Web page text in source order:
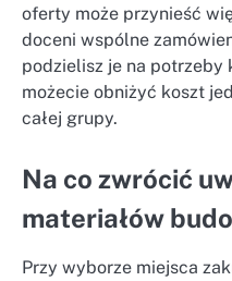
oferty może przynieść
doceni wspólne
podzielisz je na potrzeby
możecie obniżyć koszt
całej grupy.
Na co zwrócić
materiałów
Przy wyborze miejsca